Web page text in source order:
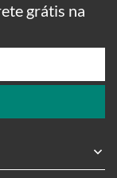
grátis na